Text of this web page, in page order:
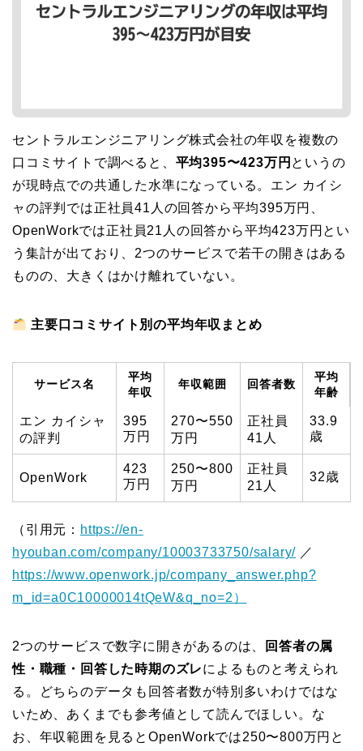
セントラルエンジニアリング株式会社の年収を複数の
口コミサイトで調べると、 平均395〜423万円 というの
が現時点での共通した水準になっている。エン カイシ
ャの評判では正社員41人の回答から平均395万円、
OpenWorkでは正社員21人の回答から平均423万円とい
う集計が出ており、2つのサービスで若干の開きはある
ものの、大きくはかけ離れていない。
主要口コミサイト別の平均年収まとめ
サービス名
平均
年収
年収範囲 回答者数
平均
年齢
エン カイシャ
の評判
395
万円
270〜550
万円
正社員
41人
33.9
歳
OpenWork
423
万円
250〜800
万円
正社員
21人
32歳
（引用元： https://en-
hyouban.com/company/10003733750/salary/ ／
https://www.openwork.jp/company_answer.php?
m_id=a0C10000014tQeW&q_no=2）
2つのサービスで数字に開きがあるのは、
回答者の属
性・職種・回答した時期のズレによるものと考えられ
る。どちらのデータも回答者数が特別多いわけではな
いため、あくまでも参考値として読んでほしい。な
お、年収範囲を見るとOpenWorkでは250〜800万円と